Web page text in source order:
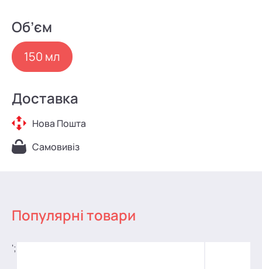
Об’єм
150 мл
Доставка
Нова Пошта
Самовивіз
Популярні товари
';